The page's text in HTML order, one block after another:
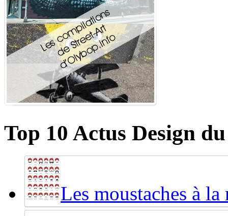
Top 10 Actus Design
Les moustaches à